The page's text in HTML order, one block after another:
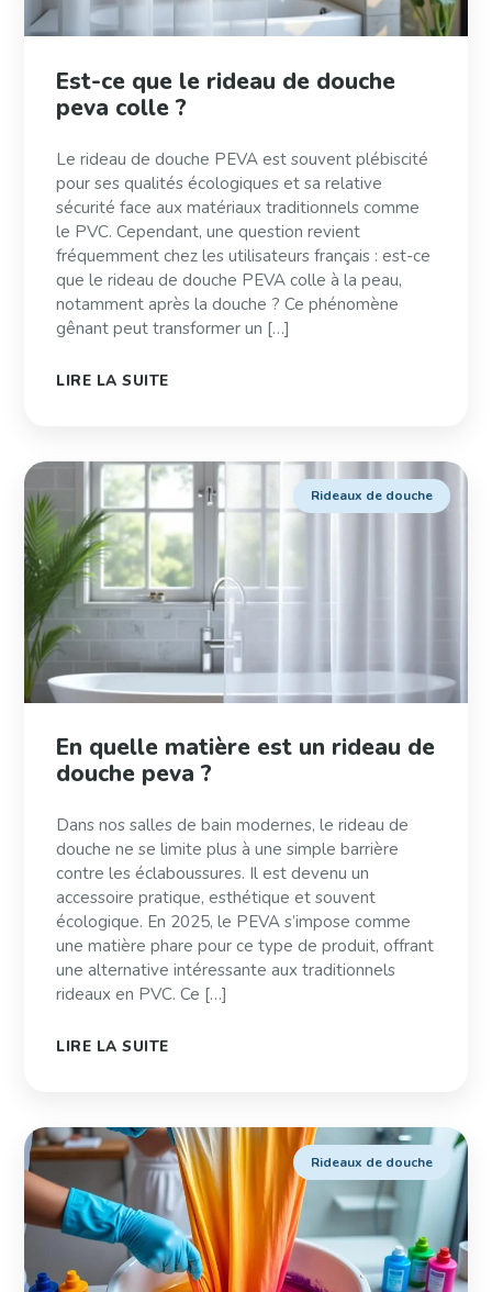
Est-ce que le rideau de douche
peva colle ?
Le rideau de douche PEVA est souvent plébiscité
pour ses qualités écologiques et sa relative
sécurité face aux matériaux traditionnels comme
le PVC. Cependant, une question revient
fréquemment chez les utilisateurs français : est-ce
que le rideau de douche PEVA colle à la peau,
notamment après la douche ? Ce phénomène
gênant peut transformer un […]
LIRE LA SUITE
Rideaux de douche
En quelle matière est un rideau de
douche peva ?
Dans nos salles de bain modernes, le rideau de
douche ne se limite plus à une simple barrière
contre les éclaboussures. Il est devenu un
accessoire pratique, esthétique et souvent
écologique. En 2025, le PEVA s’impose comme
une matière phare pour ce type de produit, offrant
une alternative intéressante aux traditionnels
rideaux en PVC. Ce […]
LIRE LA SUITE
Rideaux de douche